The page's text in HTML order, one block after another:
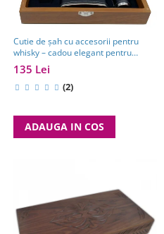
Cutie de șah cu accesorii pentru
whisky – cadou elegant pentru
bărbați pasionați de strategie. TOP
10 Cadouri Barbati
135 Lei
(2)
ADAUGA IN COS